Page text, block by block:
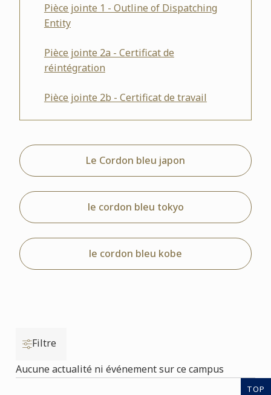
Pièce jointe 1 - Outline of Dispatching
Entity
Pièce jointe 2a - Certificat de
réintégration
Pièce jointe 2b - Certificat de travail
Le Cordon bleu japon
le cordon bleu tokyo
le cordon bleu kobe
Filtre
Aucune actualité ni événement sur ce campus
TOP